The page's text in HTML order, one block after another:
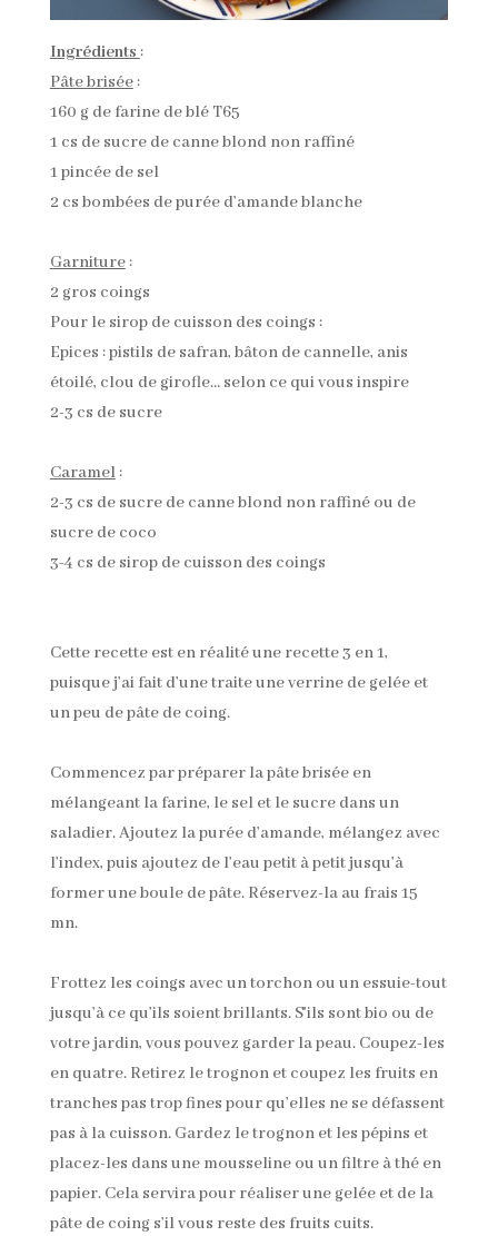
Ingrédients :
Pâte brisée:
160 g de farine de blé T65
1 cs de sucre de canne blond non raffiné
1 pincée de sel
2 cs bombées de purée d’amande blanche
Garniture:
2 gros coings
Pour le sirop de cuisson des coings :
Epices : pistils de safran, bâton de cannelle, anis
étoilé, clou de girofle… selon ce qui vous inspire
2-3 cs de sucre
Caramel:
2-3 cs de sucre de canne blond non raffiné ou de
sucre de coco
3-4 cs de sirop de cuisson des coings
Cette recette est en réalité une recette 3 en 1,
puisque j’ai fait d’une traite une verrine de gelée et
un peu de pâte de coing.
Commencez par préparer la pâte brisée en
mélangeant la farine, le sel et le sucre dans un
saladier. Ajoutez la purée d’amande, mélangez avec
l’index, puis ajoutez de l’eau petit à petit jusqu’à
former une boule de pâte. Réservez-la au frais 15
mn.
Frottez les coings avec un torchon ou un essuie-tout
jusqu’à ce qu’ils soient brillants. S’ils sont bio ou de
votre jardin, vous pouvez garder la peau. Coupez-les
en quatre. Retirez le trognon et coupez les fruits en
tranches pas trop fines pour qu’elles ne se défassent
pas à la cuisson. Gardez le trognon et les pépins et
placez-les dans une mousseline ou un filtre à thé en
papier. Cela servira pour réaliser une gelée et de la
pâte de coing s’il vous reste des fruits cuits.